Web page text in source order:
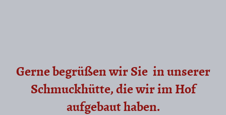
Gerne begrüßen wir Sie in unserer
Schmuckhütte, die wir im Hof
aufgebaut haben.